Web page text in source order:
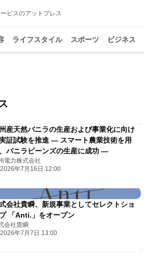
ビスのアットプレス
ライフスタイル スポーツ ビジネス
産天然バニラの生産および事業化に向け
証試験を推進 ― スマート農業技術を用
バニラビーンズの生産に成功 ―
電力株式会社
2026年7月16日 12:00
会社貴瞬、新規事業としてセレクトショ
「Anti.」をオープン
会社貴瞬
2026年7月7日 13:00